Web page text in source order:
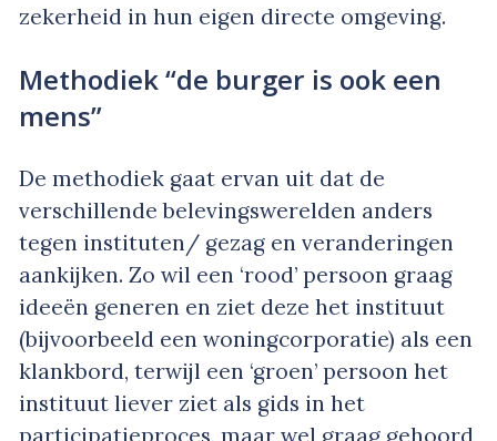
zekerheid in hun eigen directe omgeving.
Methodiek “de burger is ook een
mens”
De methodiek gaat ervan uit dat de
verschillende belevingswerelden anders
tegen instituten/ gezag en veranderingen
aankijken. Zo wil een ‘rood’ persoon graag
ideeën generen en ziet deze het instituut
(bijvoorbeeld een woningcorporatie) als een
klankbord, terwijl een ‘groen’ persoon het
instituut liever ziet als gids in het
participatieproces, maar wel graag gehoord